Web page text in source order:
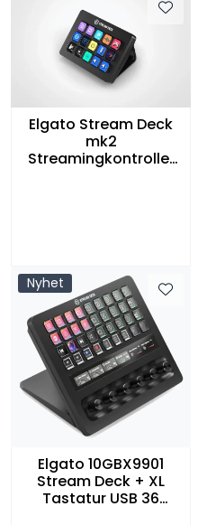
Elgato Stream Deck
mk2
Streamingkontroller
Nyhet
Elgato 10GBX9901
Stream Deck + XL
Tastatur USB 36